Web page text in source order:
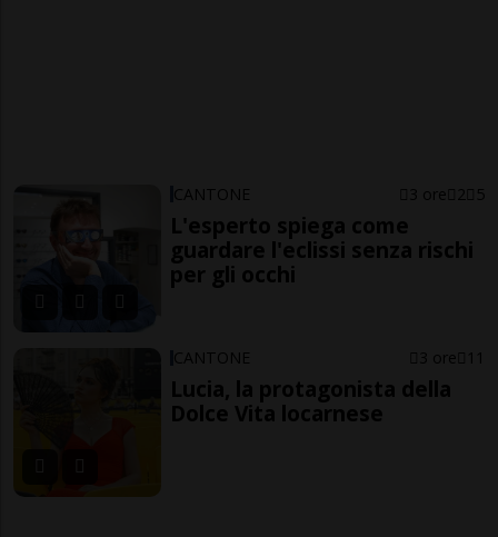
CANTONE 3 ore 2 5
L'esperto spiega come
guardare l'eclissi senza rischi
per gli occhi
CANTONE 3 ore 11
Lucia, la protagonista della
Dolce Vita locarnese